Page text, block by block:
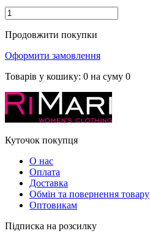
Продовжити покупки
Оформити замовлення
Товарів у кошику: 0 на суму 0
Куточок покупця
О нас
Оплата
Доставка
Обмін та повернення товару
Оптовикам
Підписка на розсилку